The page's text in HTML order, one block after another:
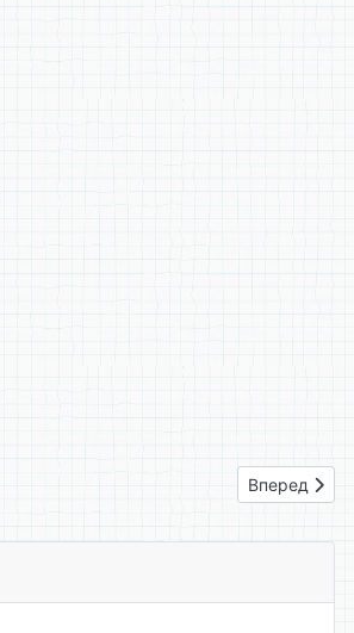
Следующий:
Вперед